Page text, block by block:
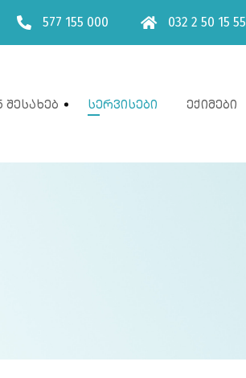
577 155 000 032 2 50 15 55
Შესახებ Სერვისები Ექიმები